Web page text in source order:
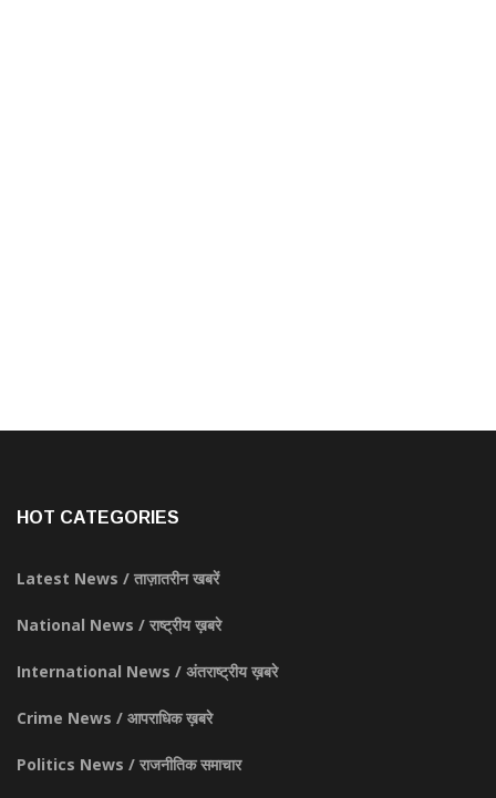
HOT CATEGORIES
Latest News / ताज़ातरीन खबरें
National News / राष्ट्रीय ख़बरे
International News / अंतराष्ट्रीय ख़बरे
Crime News / आपराधिक ख़बरे
Politics News / राजनीतिक समाचार